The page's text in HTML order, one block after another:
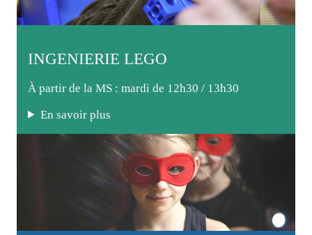
INGENIERIE LEGO
À partir de la MS : mardi de 12h30 / 13h30
En savoir plus